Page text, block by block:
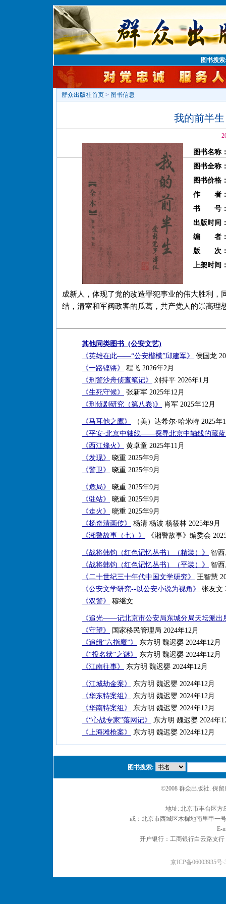
图书搜
群众出版社首页 > 图书信息
我的前半
图书名称
图书全称
图书价格
作 者
书 号
出版时间
编 者
版 次
上架时间
成新人，体现了党的改造罪犯事业的伟大胜利
结，清室和军阀政客的瓜葛，共产党人的崇高理
其他同类图书 (公安文艺)
《英雄在此——“公安楷模”邱建军》
侯国龙
《一路铿锵》
程飞 2026年2月
《刑警沙舟侦查笔记》
刘持平 2026年1月
《生死守候》
张新军 2025年12月
《刑侦剧研究（第八卷)》
肖军 2025年12月
《马耳他之鹰》
（美）达希尔·哈米特 2025年
《平安·北京中轴线——探寻北京中轴线的藏
《西江烽火》
黄卓童 2025年11月
《发现》
晓重 2025年9月
《警卫》
晓重 2025年9月
《危局》
晓重 2025年9月
《驻站》
晓重 2025年9月
《走火》
晓重 2025年9月
《杨奇清画传》
杨清 杨波 杨筱林 2025年9月
《湘警故事（七）》
《湘警故事》编委会
《战将韩钧（红色记忆丛书）（精装）》
智西
《战将韩钧（红色记忆丛书）（平装）》
智西
《二十世纪三十年代中国文学研究》
王智慧
《公安文学研究--以公安小说为视角》
张友文
《双警》
穆继文
《追光——记北京市公安局东城分局天坛派出
《守望》
国家移民管理局 2024年12月
《追缉“六指魔”》
东方明 魏迟婴 2024年12月
《“投名状”之谜》
东方明 魏迟婴 2024年12月
《江南往事》
东方明 魏迟婴 2024年12月
《江城劫金案》
东方明 魏迟婴 2024年12月
《华东特案组》
东方明 魏迟婴 2024年12月
《华南特案组》
东方明 魏迟婴 2024年12月
《“心战专家”落网记》
东方明 魏迟婴 2024年
《上海滩枪案》
东方明 魏迟婴 2024年12月
图书搜索:
©2008 群众出版社. 保
地址: 北京市丰台区
或：北京市西城区木樨地南里甲一
E-
开户银行：工商银行白云路支
京ICP备06003935号-